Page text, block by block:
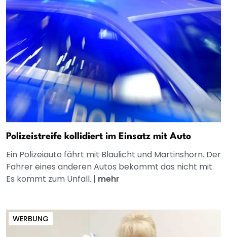
Polizeistreife kollidiert im Einsatz mit Auto
Ein Polizeiauto fährt mit Blaulicht und Martinshorn. Der
Fahrer eines anderen Autos bekommt das nicht mit.
Es kommt zum Unfall. | mehr
WERBUNG